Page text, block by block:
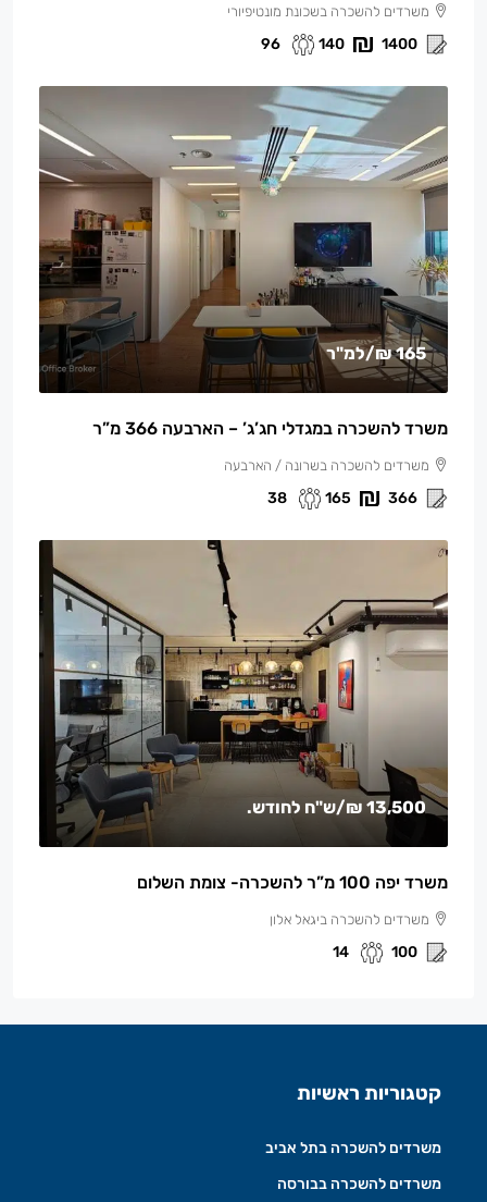
משרדים להשכרה בשכונת מונטיפיורי
1400
140
96
165 ₪ /למ"ר
משרד להשכרה במגדלי חג’ג’ – הארבעה 366 מ”ר
משרדים להשכרה בשרונה / הארבעה
366
165
38
13,500 ₪ /ש"ח לחודש.
משרד יפה 100 מ”ר להשכרה- צומת השלום
משרדים להשכרה ביגאל אלון
100
14
קטגוריות ראשיות
משרדים להשכרה בתל אביב
משרדים להשכרה בבורסה